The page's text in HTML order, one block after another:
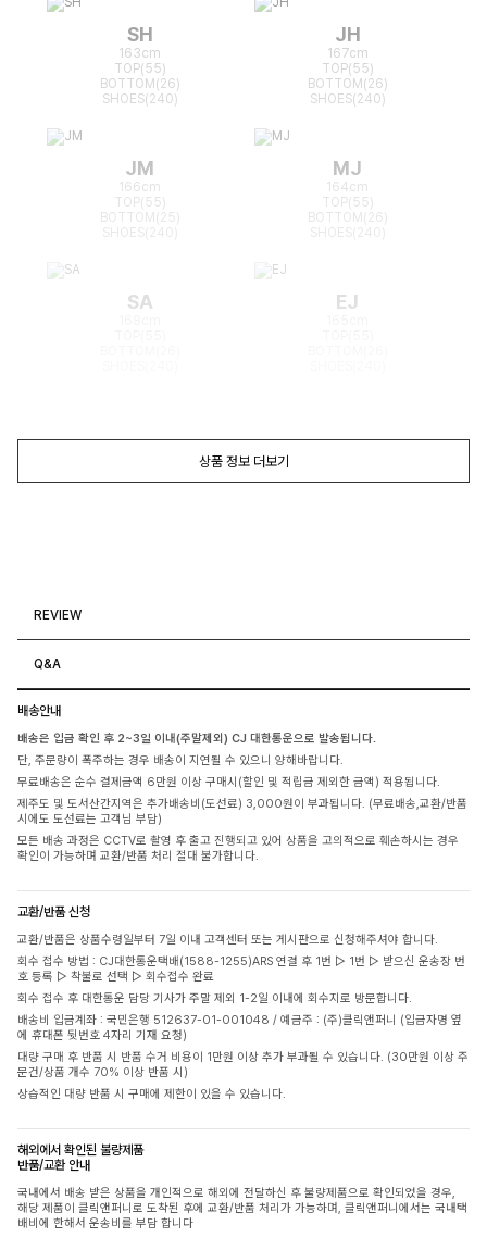
SH
163cm
TOP(55)
BOTTOM(26)
SHOES(240)
JH
167cm
TOP(55)
BOTTOM(26)
SHOES(240)
JM
166cm
TOP(55)
BOTTOM(25)
MJ
164cm
TOP(55)
BOTTOM(26)
SA EJ
상품 정보 더보기
REVIEW
Q&A
배송안내
배송은 입금 확인 후 2~3일 이내(주말제외) CJ 대한통운으로 발송됩니다.
단, 주문량이 폭주하는 경우 배송이 지연될 수 있으니 양해바랍니다.
무료배송은 순수 결제금액 6만원 이상 구매시(할인 및 적립금 제외한 금액) 적용됩니다.
제주도 및 도서산간지역은 추가배송비(도선료) 3,000원이 부과됩니다. (무료배송,교환/반품
시에도 도선료는 고객님 부담)
모든 배송 과정은 CCTV로 촬영 후 출고 진행되고 있어 상품을 고의적으로 훼손하시는 경우
확인이 가능하며 교환/반품 처리 절대 불가합니다.
교환/반품 신청
교환/반품은 상품수령일부터 7일 이내 고객센터 또는 게시판으로 신청해주셔야 합니다.
회수 접수 방법 : CJ대한통운택배(1588-1255)ARS 연결 후 1번 ▷ 1번 ▷ 받으신 운송장 번
호 등록 ▷ 착불로 선택 ▷ 회수접수 완료
회수 접수 후 대한통운 담당 기사가 주말 제외 1-2일 이내에 회수지로 방문합니다.
배송비 입금계좌 : 국민은행 512637-01-001048 / 예금주 : (주)클릭앤퍼니 (입금자명 옆
에 휴대폰 뒷번호 4자리 기재 요청)
대량 구매 후 반품 시 반품 수거 비용이 1만원 이상 추가 부과될 수 있습니다. (30만원 이상 주
문건/상품 개수 70% 이상 반품 시)
상습적인 대량 반품 시 구매에 제한이 있을 수 있습니다.
해외에서 확인된 불량제품
반품/교환 안내
국내에서 배송 받은 상품을 개인적으로 해외에 전달하신 후 불량제품으로 확인되었을 경우,
해당 제품이 클릭앤퍼니로 도착된 후에 교환/반품 처리가 가능하며, 클릭앤퍼니에서는 국내택
배비에 한해서 운송비를 부담 합니다